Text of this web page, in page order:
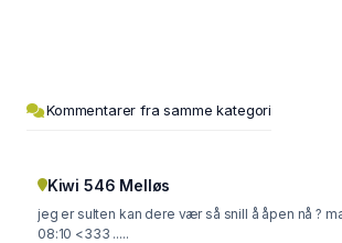
Kommentarer fra samme kategori
Kiwi 546 Melløs
jeg er sulten kan dere vær så snill å åpen nå ?
08:10 <333 .....